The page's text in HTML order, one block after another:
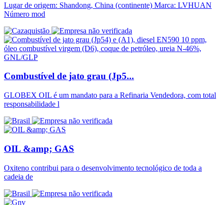
Lugar de origem: Shandong, China (continente) Marca: LVHUAN
Número mod
Combustível de jato grau (Jp5...
GLOBEX OIL é um mandato para a Refinaria Vendedora, com total
responsabilidade l
OIL &amp; GAS
Oxiteno contribui para o desenvolvimento tecnológico de toda a
cadeia de